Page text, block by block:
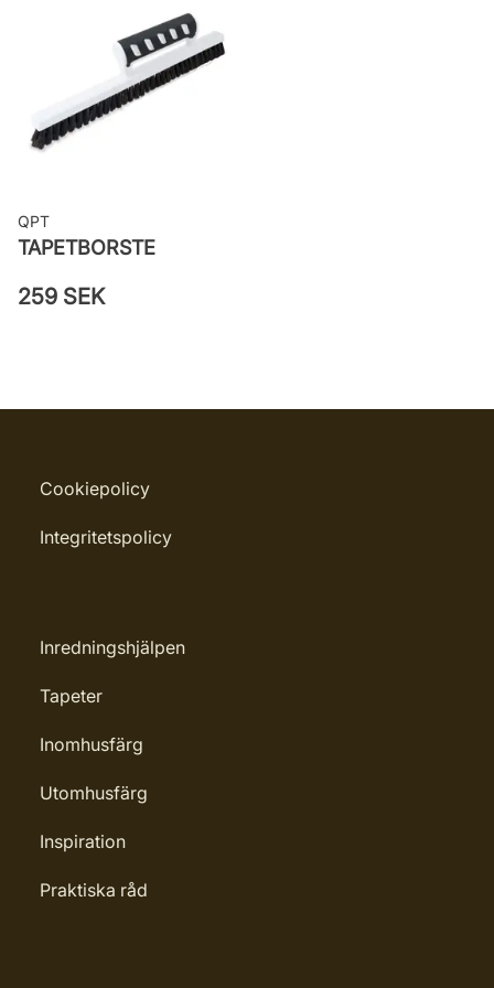
QPT
TAPETBORSTE
259 SEK
Cookiepolicy
Integritetspolicy
Inredningshjälpen
Tapeter
Inomhusfärg
Utomhusfärg
Inspiration
Praktiska råd